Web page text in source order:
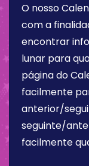
O nosso
com a
encontrar
lunar para
página do
facilmente
anterior/
seguinte/
facilmente